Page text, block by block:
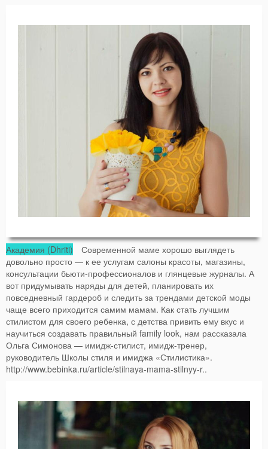
Академия (Dhriti) Современной маме хорошо выглядеть
довольно просто — к ее услугам салоны красоты, магазины,
консультации бьюти-профессионалов и глянцевые журналы. А
вот придумывать наряды для детей, планировать их
повседневный гардероб и следить за трендами детской моды
чаще всего приходится самим мамам. Как стать лучшим
стилистом для своего ребенка, с детства привить ему вкус и
научиться создавать правильный family look, нам рассказала
Ольга Симонова — имидж-стилист, имидж-тренер,
руководитель Школы стиля и имиджа «Стилистика».
http://www.bebinka.ru/article/stilnaya-mama-stilnyy-r..